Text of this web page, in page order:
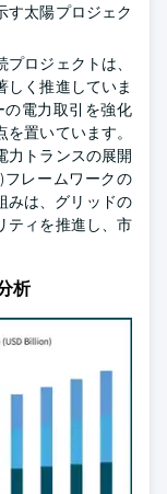
す太陽プロジェク
ロジェクトは、
しく推進していま
電力取引を強化
置いています。
力トランスの展開
フレームワークの
みは、グリッドの
ティを推進し、市
析